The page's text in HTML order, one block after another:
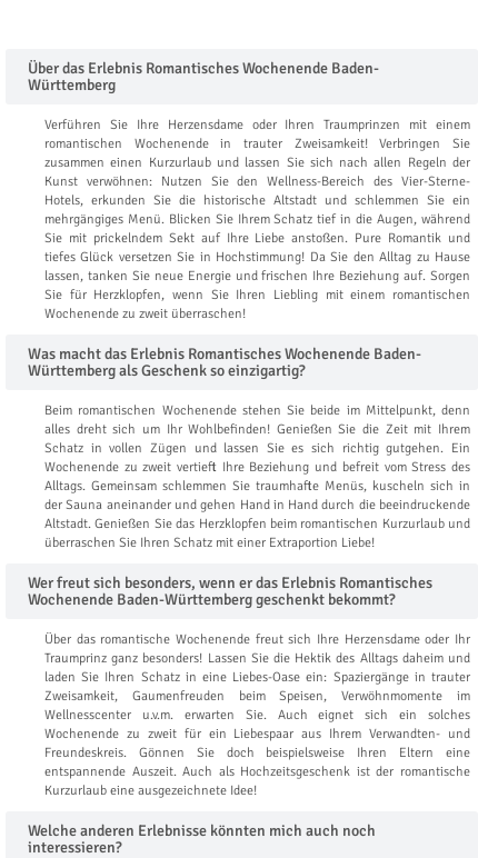
Über das Erlebnis Romantisches Wochenende Baden-
Württemberg
Verführen Sie Ihre Herzensdame oder Ihren Traumprinzen mit einem
romantischen Wochenende in trauter Zweisamkeit! Verbringen Sie
zusammen einen Kurzurlaub und lassen Sie sich nach allen Regeln der
Kunst verwöhnen: Nutzen Sie den Wellness-Bereich des Vier-Sterne-
Hotels, erkunden Sie die historische Altstadt und schlemmen Sie ein
mehrgängiges Menü. Blicken Sie Ihrem Schatz tief in die Augen, während
Sie mit prickelndem Sekt auf Ihre Liebe anstoßen. Pure Romantik und
tiefes Glück versetzen Sie in Hochstimmung! Da Sie den Alltag zu Hause
lassen, tanken Sie neue Energie und frischen Ihre Beziehung auf. Sorgen
Sie für Herzklopfen, wenn Sie Ihren Liebling mit einem romantischen
Wochenende zu zweit überraschen!
Was macht das Erlebnis Romantisches Wochenende Baden-
Württemberg als Geschenk so einzigartig?
Beim romantischen Wochenende stehen Sie beide im Mittelpunkt, denn
alles dreht sich um Ihr Wohlbefinden! Genießen Sie die Zeit mit Ihrem
Schatz in vollen Zügen und lassen Sie es sich richtig gutgehen. Ein
Wochenende zu zweit vertieft Ihre Beziehung und befreit vom Stress des
Alltags. Gemeinsam schlemmen Sie traumhafte Menüs, kuscheln sich in
der Sauna aneinander und gehen Hand in Hand durch die beeindruckende
Altstadt. Genießen Sie das Herzklopfen beim romantischen Kurzurlaub und
überraschen Sie Ihren Schatz mit einer Extraportion Liebe!
Wer freut sich besonders, wenn er das Erlebnis Romantisches
Wochenende Baden-Württemberg geschenkt bekommt?
Über das romantische Wochenende freut sich Ihre Herzensdame oder Ihr
Traumprinz ganz besonders! Lassen Sie die Hektik des Alltags daheim und
laden Sie Ihren Schatz in eine Liebes-Oase ein: Spaziergänge in trauter
Zweisamkeit, Gaumenfreuden beim Speisen, Verwöhnmomente im
Wellnesscenter u.v.m. erwarten Sie. Auch eignet sich ein solches
Wochenende zu zweit für ein Liebespaar aus Ihrem Verwandten- und
Freundeskreis. Gönnen Sie doch beispielsweise Ihren Eltern eine
entspannende Auszeit. Auch als Hochzeitsgeschenk ist der romantische
Kurzurlaub eine ausgezeichnete Idee!
Welche anderen Erlebnisse könnten mich auch noch
interessieren?